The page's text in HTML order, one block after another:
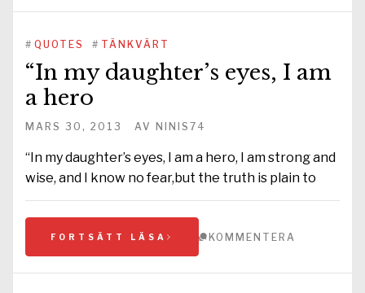
# QUOTES # TÄNKVÄRT
“In my daughter’s eyes, I am
a hero
MARS 30, 2013 AV NINIS74
“In my daughter’s eyes, I am a hero, I am strong and
wise, and I know no fear,but the truth is plain to
FORTSÄTT LÄSA KOMMENTERA